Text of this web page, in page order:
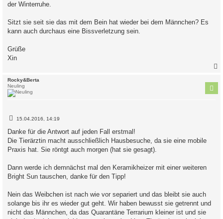
der Winterruhe.
Sitzt sie seit sie das mit dem Bein hat wieder bei dem Männchen? Es
kann auch durchaus eine Bissverletzung sein.
Grüße
Xin
Rocky&Berta
Neuling
B
t
r
g
15.04.2016, 14:19
Danke für die Antwort auf jeden Fall erstmal!
Die Tierärztin macht ausschließlich Hausbesuche, da sie eine mobile
Praxis hat. Sie röntgt auch morgen (hat sie gesagt).
Dann werde ich demnächst mal den Keramikheizer mit einer weiteren
Bright Sun tauschen, danke für den Tipp!
Nein das Weibchen ist nach wie vor separiert und das bleibt sie auch
solange bis ihr es wieder gut geht. Wir haben bewusst sie getrennt und
nicht das Männchen, da das Quarantäne Terrarium kleiner ist und sie